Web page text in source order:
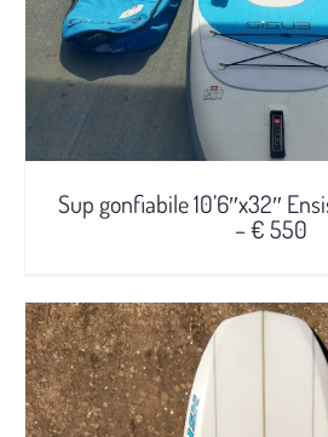
Sup gonfiabile 10’6″x32″
– € 550